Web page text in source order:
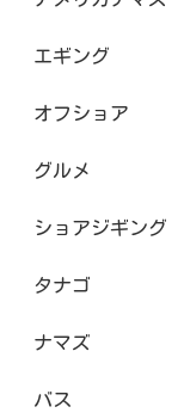
エギング
オフショア
グルメ
ショアジギング
タナゴ
ナマズ
バス